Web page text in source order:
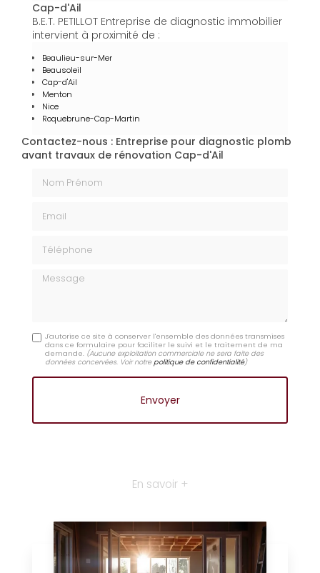
Cap-d'Ail
B.E.T. PETILLOT Entreprise de diagnostic immobilier
intervient à proximité de :
Beaulieu-sur-Mer
Beausoleil
Cap-d'Ail
Menton
Nice
Roquebrune-Cap-Martin
Contactez-nous : Entreprise pour diagnostic plomb
avant travaux de rénovation Cap-d'Ail
Message
J'autorise ce site à conserver l'ensemble des données transmises
dans ce formulaire pour faciliter le suivi et le traitement de ma
demande. (Aucune exploitation commerciale ne sera faite des
données concervées. Voir notrepolitique de confidentialité)
En savoir +